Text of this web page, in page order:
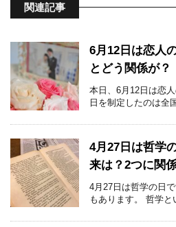
関連記事
6月12日は恋人
とどう関係が？
本日、6月12日は恋
日を制定したのは全
4月27日は哲学
来は？2つに関
4月27日は哲学の日
もあります。 哲学と